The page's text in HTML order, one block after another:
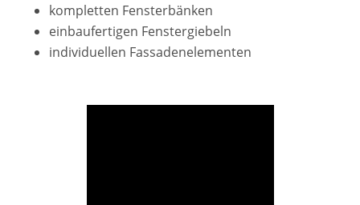
kompletten Fensterbänken
einbaufertigen Fenstergiebeln
individuellen Fassadenelementen